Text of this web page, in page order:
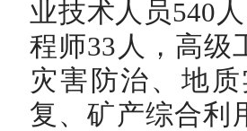
业技术人员540
程师33人，高级
灾害防治、地
复、矿产综合利